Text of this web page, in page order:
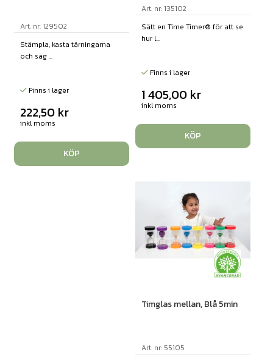
Art. nr: 129502
Stämpla, kasta tärningarna
och säg ...
Finns i lager
222,50 kr
inkl moms
KÖP
Art. nr: 135102
Sätt en Time Timer® för att se
hur l...
Finns i lager
1 405,00 kr
inkl moms
KÖP
Timglas mellan, Blå 5min
Art. nr: 55105